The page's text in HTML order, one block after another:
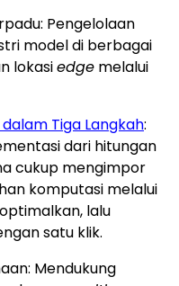
Pengelolaan
model di berbagai
lokasiedge melalui
Tiga Langkah:
dari hitungan
cukup mengimpor
komputasi melalui
lalu
satu klik.
Mendukung